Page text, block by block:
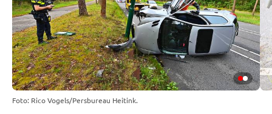
Foto: Rico Vogels/Persbureau Heitink.